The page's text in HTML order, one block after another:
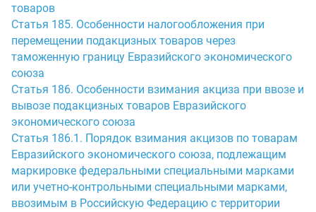
товаров
Статья 185. Особенности налогообложения при
перемещении подакцизных товаров через
таможенную границу Евразийского экономического
союза
Статья 186. Особенности взимания акциза при ввозе и
вывозе подакцизных товаров Евразийского
экономического союза
Статья 186.1. Порядок взимания акцизов по товарам
Евразийского экономического союза, подлежащим
маркировке федеральными специальными марками
или учетно-контрольными специальными марками,
ввозимым в Российскую Федерацию с территории